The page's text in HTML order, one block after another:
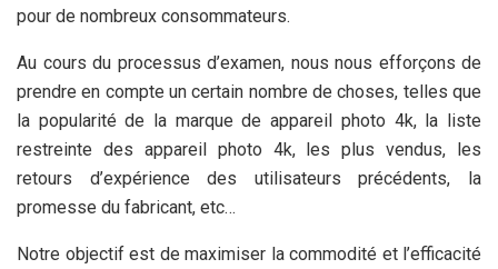
pour de nombreux consommateurs.
Au cours du processus d’examen, nous nous efforçons de
prendre en compte un certain nombre de choses, telles que
la popularité de la marque de appareil photo 4k, la liste
restreinte des appareil photo 4k, les plus vendus, les
retours d’expérience des utilisateurs précédents, la
promesse du fabricant, etc…
Notre objectif est de maximiser la commodité et l’efficacité